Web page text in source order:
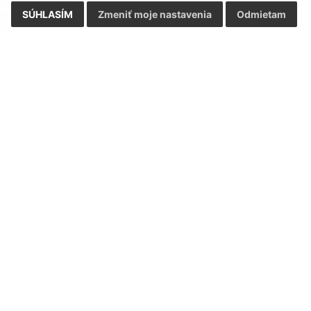
SÚHLASÍM Odmietam
Zmeniť moje nastavenia